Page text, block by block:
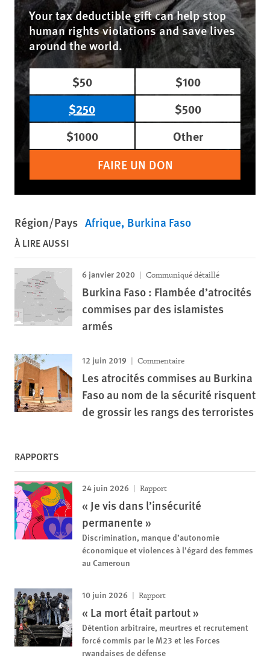
Your tax deductible gift can help stop
human rights violations and save lives
around the world.
$50
$100
$250
$500
$1000
Other
FAIRE UN DON
Région/Pays Afrique Burkina Faso
À LIRE AUSSI
6 janvier 2020 Communiqué détaillé
Burkina Faso : Flambée d’atrocités
commises par des islamistes
armés
12 juin 2019 Commentaire
Les atrocités commises au Burkina
Faso au nom de la sécurité risquent
de grossir les rangs des terroristes
RAPPORTS
24 juin 2026 Rapport
« Je vis dans l’insécurité
permanente »
Discrimination, manque d’autonomie
économique et violences à l’égard des femmes
au Cameroun
10 juin 2026 Rapport
« La mort était partout »
Détention arbitraire, meurtres et recrutement
forcé commis par le M23 et les Forces
rwandaises de défense